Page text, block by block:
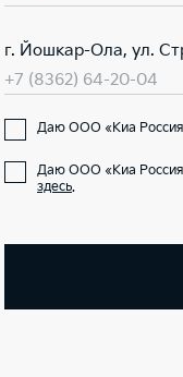
г. Йошкар-Ола, ул.
+7 (8362) 64-20-04
Даю ООО «Киа Россия
Даю ООО «Киа Россия
здесь.